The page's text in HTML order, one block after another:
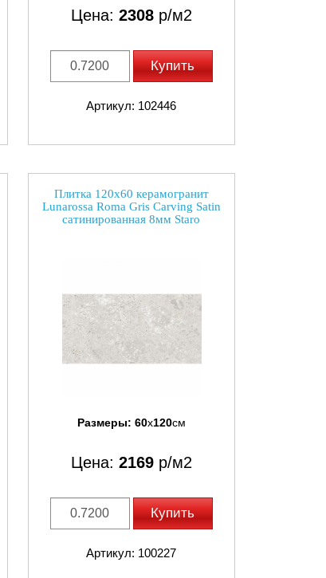
Цена: 2308р/м2
Купить
Артикул: 102446
Плитка 120x60 керамогранит
Lunarossa Roma Gris Carving Satin
сатинированная 8мм Staro
Размеры: 60x120см
Цена: 2169р/м2
Купить
Артикул: 100227